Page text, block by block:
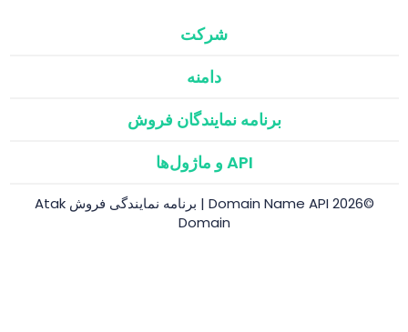
شرکت
دامنه
برنامه نمایندگان فروش
API و ماژول‌ها
©2026 Domain Name API | برنامه نمایندگی فروش Atak
Domain